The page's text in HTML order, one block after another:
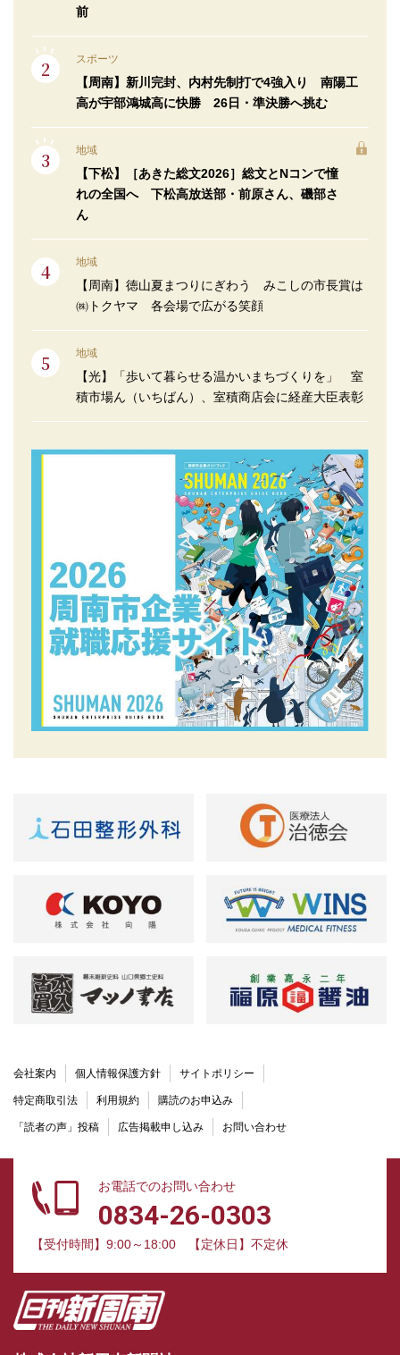
前
スポーツ
【周南】新川完封、内村先制打で4強入り 南陽工
高が宇部鴻城高に快勝 26日・準決勝へ挑む
地域
【下松】［あきた総文2026］総文とNコンで憧
れの全国へ 下松高放送部・前原さん、磯部さ
ん
地域
【周南】徳山夏まつりにぎわう みこしの市長賞は
㈱トクヤマ 各会場で広がる笑顔
地域
【光】「歩いて暮らせる温かいまちづくりを」 室
積市場ん（いちばん）、室積商店会に経産大臣表彰
会社案内 個人情報保護方針 サイトポリシー
特定商取引法 利用規約 購読のお申込み
「読者の声」投稿 広告掲載申し込み お問い合わせ
お電話でのお問い合わせ
0834-26-0303
【受付時間】9:00～18:00 【定休日】不定休